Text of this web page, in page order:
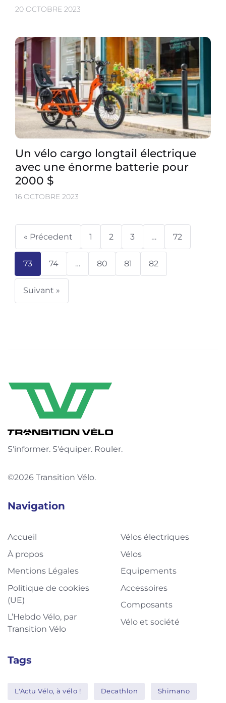
20 OCTOBRE 2023
Un vélo cargo longtail électrique
avec une énorme batterie pour
2000 $
16 OCTOBRE 2023
« Précedent 1 2 3 … 72
73 74 … 80 81 82
Suivant »
S'informer. S'équiper. Rouler.
©2026 Transition Vélo.
Navigation
Accueil
À propos
Mentions Légales
Politique de cookies
(UE)
L’Hebdo Vélo, par
Transition Vélo
Vélos électriques
Vélos
Equipements
Accessoires
Composants
Vélo et société
Tags
L'Actu Vélo, à vélo ! Decathlon Shimano